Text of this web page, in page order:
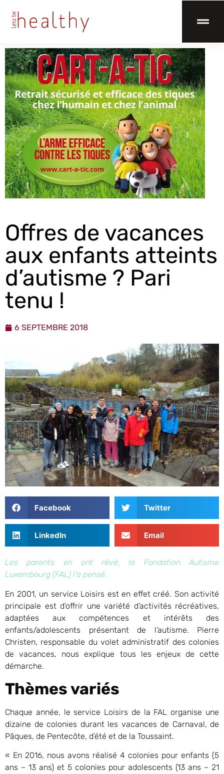
Offres de vacances
aux enfants atteints
d’autisme ? Pari
tenu !
6 SEPTEMBRE 2018
Facebook Twitter
LinkedIn Email
Les parents en ont rêvé, la Fondation Autisme
Luxembourg (FAL) l’a pensé.
En 2001, un service Loisirs est en effet créé. Son activité
principale est d’offrir une variété d’activités récréatives,
adaptées aux compétences et intérêts des
enfants/adolescents présentant de l’autisme. Pierre
Christen, responsable du volet administratif des colonies
de vacances, nous explique tous les enjeux de cette
démarche.
Thèmes variés
Chaque année, le service Loisirs de la FAL organise une
dizaine de colonies durant les vacances de Carnaval, de
Pâques, de Pentecôte, d’été et de la Toussaint.
« En 2016, nous avons réalisé 4 colonies pour enfants (5
ans – 13 ans) et 5 colonies pour adolescents (13 ans – 21